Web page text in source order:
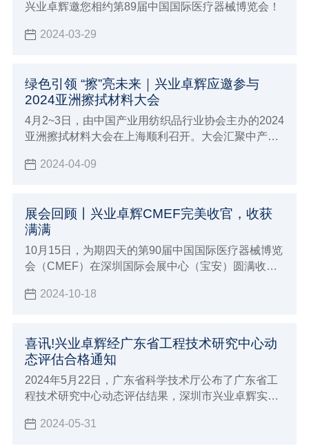
兴业卓辉邀您相约第89届中国国际医疗器械博览会！
2024-03-29
绿色引领 “擦”亮未来｜兴业卓辉应邀参与
2024亚洲擦拭材料大会
4月2~3日，由中国产业用纺织品行业协会主办的2024
亚洲擦拭材料大会在上海顺利召开。大会汇聚中产协
地业内专业人士的参与，对行业进行了全方位、多层
2024-04-09
展会回顾丨兴业卓辉CMEF完美收官，收获
满满
10月15日，为期四天的第90届中国国际医疗器械博览
会（CMEF）在深圳国际会展中心（宝安）圆满收
及一百四十余个国家和地区的专业观众，共同见证了
2024-10-18
喜讯!兴业卓辉经广东省工程技术研究中心动
态评估合格通知
2024年5月22日，广东省科学技术厅公布了广东省工
程技术研究中心动态评估结果，深圳市兴业卓辉实业
污染控制工程技术研究中心顺利地通过了严格的评审
2024-05-31